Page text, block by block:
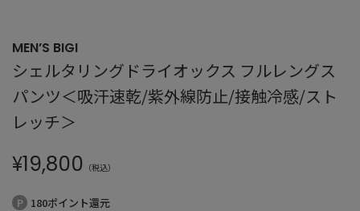
MEN’S BIGI
シェルタリングドライオックス フルレングス
パンツ＜吸汗速乾/紫外線防止/接触冷感/スト
レッチ＞
¥19,800 （税込）
180ポイント還元